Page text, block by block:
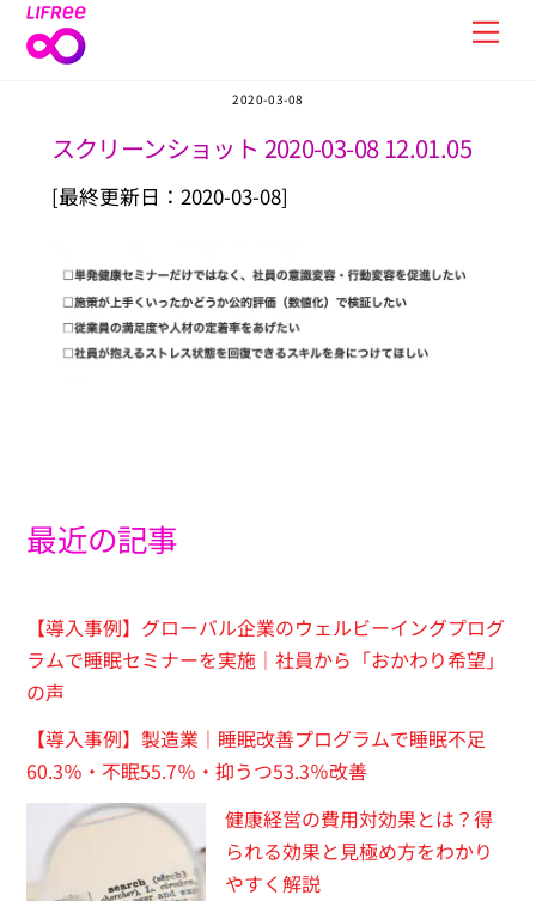
Skip
2020-03-08
スクリーンショット 2020-03-08 12.01.05
[最終更新日：2020-03-08]
最近の記事
【導入事例】グローバル企業のウェルビーイングプログ
ラムで睡眠セミナーを実施｜社員から「おかわり希望」
の声
【導入事例】製造業｜睡眠改善プログラムで睡眠不足
60.3％・不眠55.7％・抑うつ53.3％改善
健康経営の費用対効果とは？得
られる効果と見極め方をわかり
やすく解説